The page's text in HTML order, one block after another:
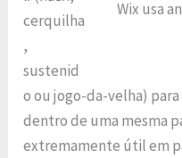
Wix usa
cerquilha
,
sustenid
o ou jogo-da-velha)
dentro de uma mesma
extremamente útil em